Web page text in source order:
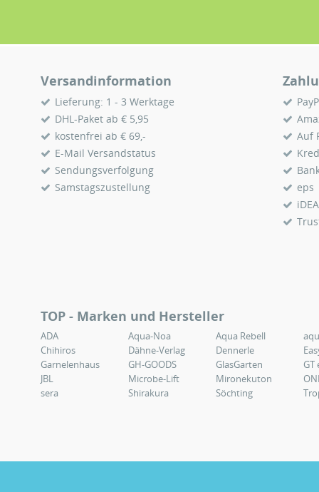
Versandinformation
Lieferung: 1 - 3 Werktage
DHL-Paket ab € 5,95
kostenfrei ab € 69,-
E-Mail Versandstatus
Sendungsverfolgung
Samstagszustellung
Auf
eps
TOP - Marken und Hersteller
ADA Aqua-Noa Aqua Rebell
Chihiros
Dähne-Verlag Dennerle
Garnelenhaus
GH-GOODS GlasGarten GT
JBL
Microbe-Lift Mironekuton
sera
Shirakura Söchting